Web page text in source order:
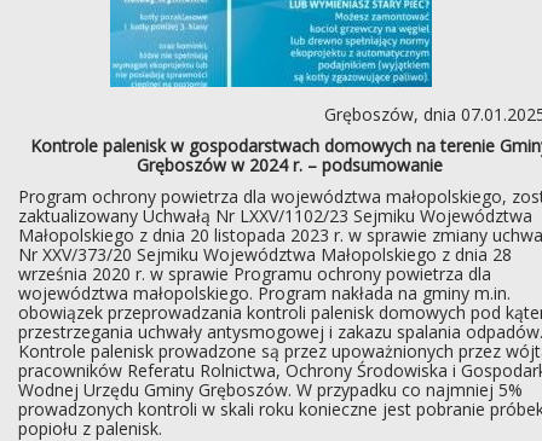
Gręboszów, dnia
Kontrole palenisk w gospodarstwach domowych na terenie
Gręboszów w 2024 r. – podsumowanie
Program ochrony powietrza dla województwa małopolskiego,
zaktualizowany Uchwałą Nr LXXV/1102/23 Sejmiku Województwa
Małopolskiego z dnia 20 listopada 2023 r. w sprawie zmiany
Nr XXV/373/20 Sejmiku Województwa Małopolskiego z dnia 28
września 2020 r. w sprawie Programu ochrony powietrza dla
województwa małopolskiego. Program nakłada na gminy m.in.
obowiązek przeprowadzania kontroli palenisk domowych pod
przestrzegania uchwały antysmogowej i zakazu spalania odpadów.
Kontrole palenisk prowadzone są przez upoważnionych przez
pracowników Referatu Rolnictwa, Ochrony Środowiska i
Wodnej Urzędu Gminy Gręboszów. W przypadku co najmniej 5%
prowadzonych kontroli w skali roku konieczne jest pobranie
popiołu z palenisk.